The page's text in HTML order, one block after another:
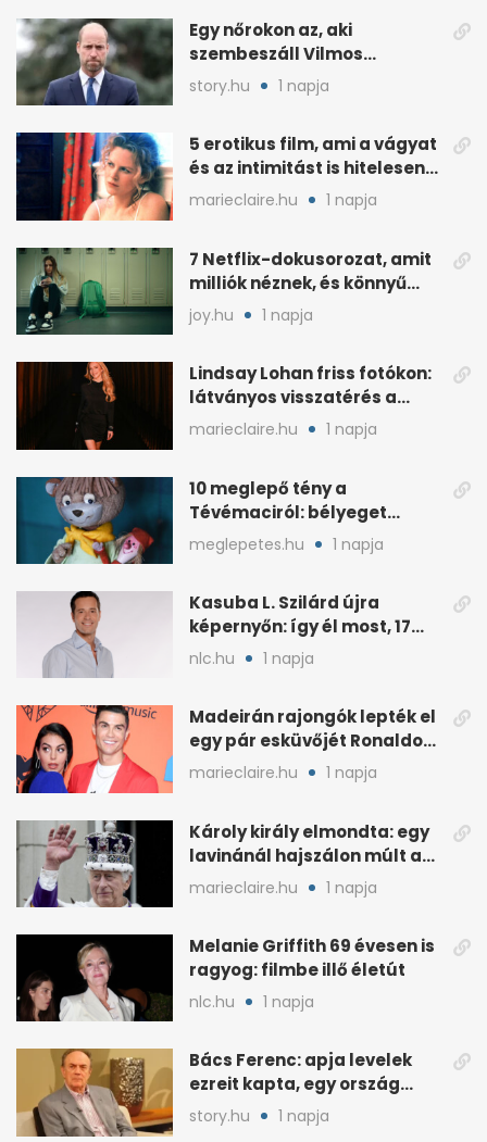
Egy nőrokon az, aki
szembeszáll Vilmos
herceggel, ha elszáll
story.hu 1 napja
5 erotikus film, ami a vágyat
és az intimitást is hitelesen
mutatja
marieclaire.hu 1 napja
7 Netflix-dokusorozat, amit
milliók néznek, és könnyű
rákattanni
joy.hu 1 napja
Lindsay Lohan friss fotókon:
látványos visszatérés a
reflektorfénybe
marieclaire.hu 1 napja
10 meglepő tény a
Tévémaciról: bélyeget
kapott, és az űrben is járt
meglepetes.hu 1 napja
Kasuba L. Szilárd újra
képernyőn: így él most, 17
éves a lánya
nlc.hu 1 napja
Madeirán rajongók lepték el
egy pár esküvőjét Ronaldo
miatt
marieclaire.hu 1 napja
Károly király elmondta: egy
lavinánál hajszálon múlt az
élete
marieclaire.hu 1 napja
Melanie Griffith 69 évesen is
ragyog: filmbe illő életút
nlc.hu 1 napja
Bács Ferenc: apja levelek
ezreit kapta, egy ország
rajongott érte
story.hu 1 napja